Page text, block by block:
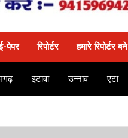
पेपर रिपोर्टर हमारे रिपोर्टर बने
इटावा उन्नाव एटा